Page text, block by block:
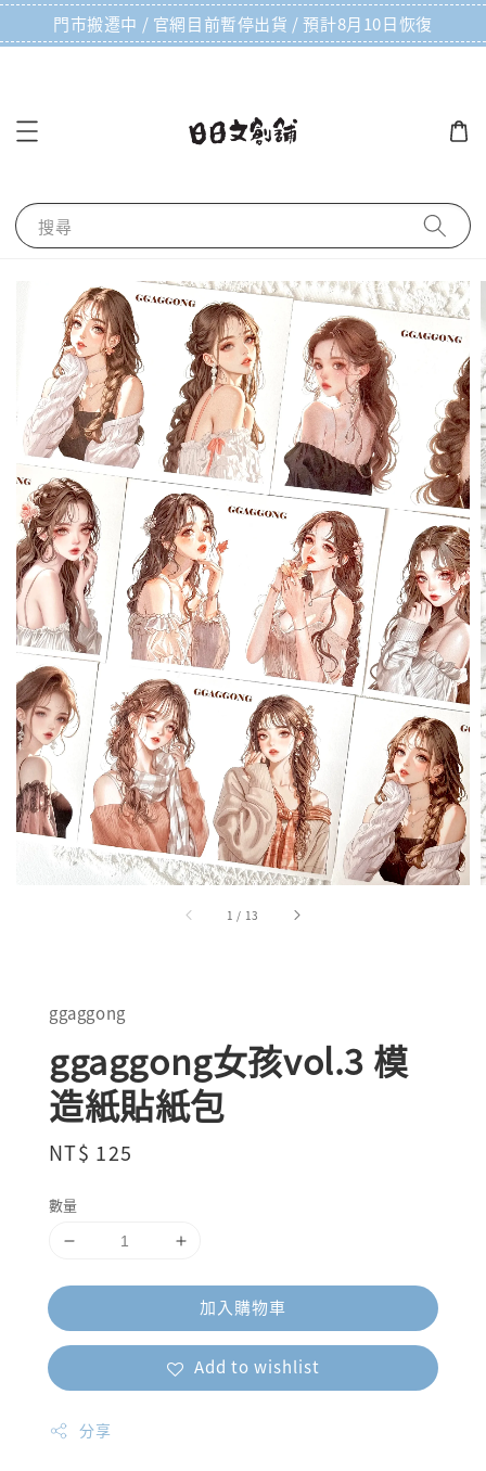
門市搬遷中 / 官網目前暫停出貨 / 預計8月10日恢復
搜尋
1 / 13
ggaggong
ggaggong女孩vol.3 模
造紙貼紙包
Regular
NT$ 125
數量
加入購物車
Add to wishlist
分享